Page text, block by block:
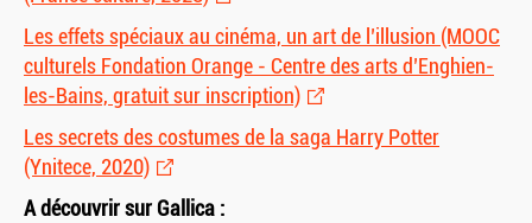
Les effets spéciaux au cinéma, un art de l’illusion (MOOC
culturels Fondation Orange - Centre des arts d’Enghien-
les-Bains, gratuit sur inscription)
Les secrets des costumes de la saga Harry Potter
(Ynitece, 2020)
A découvrir sur Gallica :